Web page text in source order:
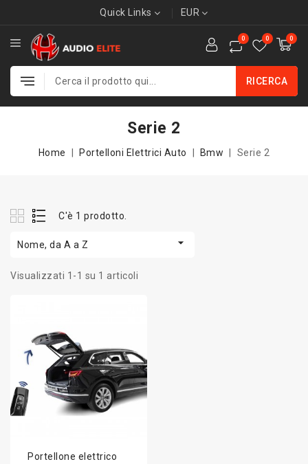
Quick Links EUR
0
0
0
RICERCA
Serie 2
Home Portelloni Elettrici Auto Bmw Serie 2
C'è 1 prodotto.
Nome, da A a Z 
Visualizzati 1-1 su 1 articoli
Portellone elettrico